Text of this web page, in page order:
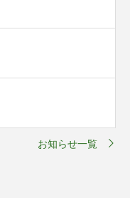
お知らせ一覧